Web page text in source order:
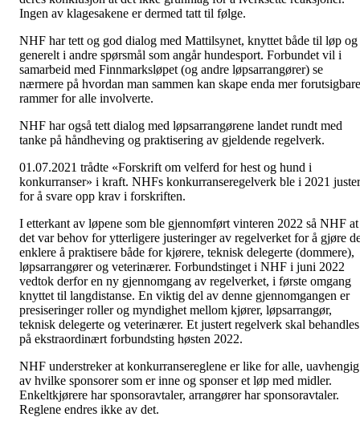
Ingen av klagesakene er dermed tatt til følge.
NHF har tett og god dialog med Mattilsynet, knyttet både til løp og
generelt i andre spørsmål som angår hundesport. Forbundet vil i
samarbeid med Finnmarksløpet (og andre løpsarrangører) se
nærmere på hvordan man sammen kan skape enda mer forutsigbare
rammer for alle involverte.
NHF har også tett dialog med løpsarrangørene landet rundt med
tanke på håndheving og praktisering av gjeldende regelverk.
01.07.2021 trådte «Forskrift om velferd for hest og hund i
konkurranser» i kraft. NHFs konkurranseregelverk ble i 2021
for å svare opp krav i forskriften.
I etterkant av løpene som ble gjennomført vinteren 2022 så NHF at
det var behov for ytterligere justeringer av regelverket for å gjøre
enklere å praktisere både for kjørere, teknisk delegerte (dommere),
løpsarrangører og veterinærer. Forbundstinget i NHF i juni 2022
vedtok derfor en ny gjennomgang av regelverket, i første omgang
knyttet til langdistanse. En viktig del av denne gjennomgangen er
presiseringer roller og myndighet mellom kjører, løpsarrangør,
teknisk delegerte og veterinærer. Et justert regelverk skal behandles
på ekstraordinært forbundsting høsten 2022.
NHF understreker at konkurransereglene er like for alle, uavhengig
av hvilke sponsorer som er inne og sponser et løp med midler.
Enkeltkjørere har sponsoravtaler, arrangører har sponsoravtaler.
Reglene endres ikke av det.